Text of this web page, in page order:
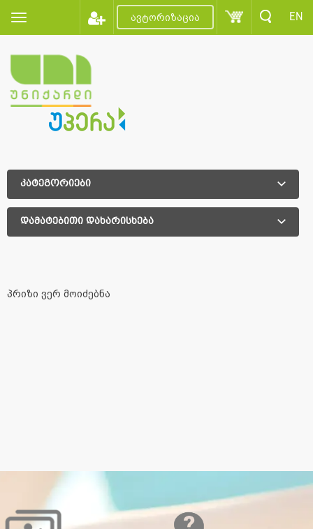
ავტორიზაცია EN
კატეგორიები
დამატებითი დახარისხება
პრიზი ვერ მოიძებნა